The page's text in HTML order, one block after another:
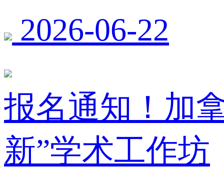
2026-06-22
报名通知！加
新”学术工作坊